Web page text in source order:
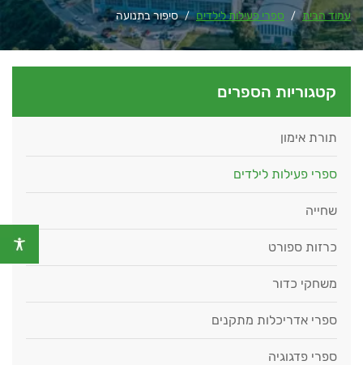
עמוד הבית / ספרי פעילות לילדים / סיפור בתנועה
קטגוריות הספרים
תורת אימון
ספרי פעילות לילדים
שחייה
כרזות ספורט
משחקי כדור
ספרי אדריכלות מתקנים
ספרי פדגוגיה